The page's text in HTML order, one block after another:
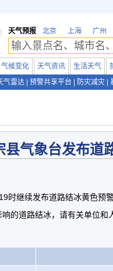
天气预报 北京 上海 广州
气候变化 天气资讯 生活天气
气雷达 预警共享平台 防灾减灾
县气象台发布道
时继续发布道路结冰黄色预
的道路结冰，请有关单位和